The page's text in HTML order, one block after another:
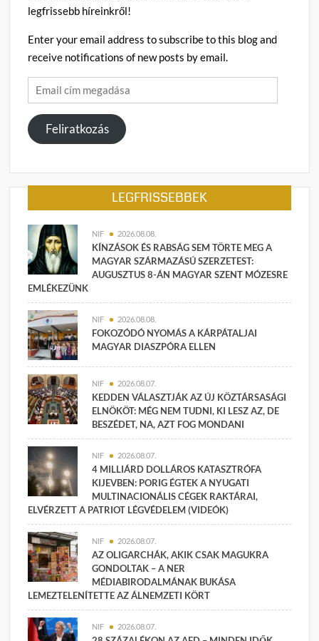
legfrissebb híreinkről!
Enter your email address to subscribe to this blog and
receive notifications of new posts by email.
Email
cím
megadása
Feliratkozás
LEGFRISSEBBEK
NIF 2026.08.08.
KÍNZÁSOK ÉS RABSÁG SEM TÖRTE MEG A
MAGYAR SZÁRMAZÁSÚ SZERZETEST:
AUGUSZTUS 8-ÁN MAGYAR SZENT MÓZESRE
EMLÉKEZÜNK
NIF 2026.08.08.
FOKOZÓDÓ NYOMÁS A KÁRPÁTALJAI
MAGYAR DIASZPÓRA ELLEN
NIF 2026.08.07.
KEDDEN VÁLASZTJÁK AZ ÚJ KÖZTÁRSASÁGI
ELNÖKÖT: MÉG NEM TUDNI, KI LESZ AZ, DE
BESZÉDET, NA, AZT FOG MONDANI
NIF 2026.08.07.
4 MILLIÁRD DOLLÁROS KATASZTRÓFA
KIJEVBEN: PORIG ÉGTEK A NYUGATI
MULTINACIONÁLIS CÉGEK RAKTÁRAI,
ELVÉRZETT A PATRIOT LÉGVÉDELEM (VIDEÓK)
NIF 2026.08.07.
AZ OLIGARCHÁK, AKIK CSAK MAGUKRA
GONDOLTAK – A NER
MÉDIABIRODALMÁNAK BUKÁSA
LEMEZTELENÍTETTE AZ ÁLNEMZETI KÖRT
NIF 2026.08.07.